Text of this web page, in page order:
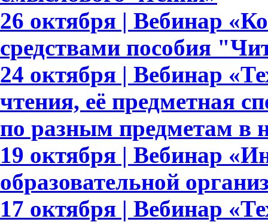
26 октября | Вебинар
средствами пособия
24 октября | Вебинар
чтения, её предметная
по разным предметам в
19 октября | Вебинар
образовательной
17 октября | Вебинар